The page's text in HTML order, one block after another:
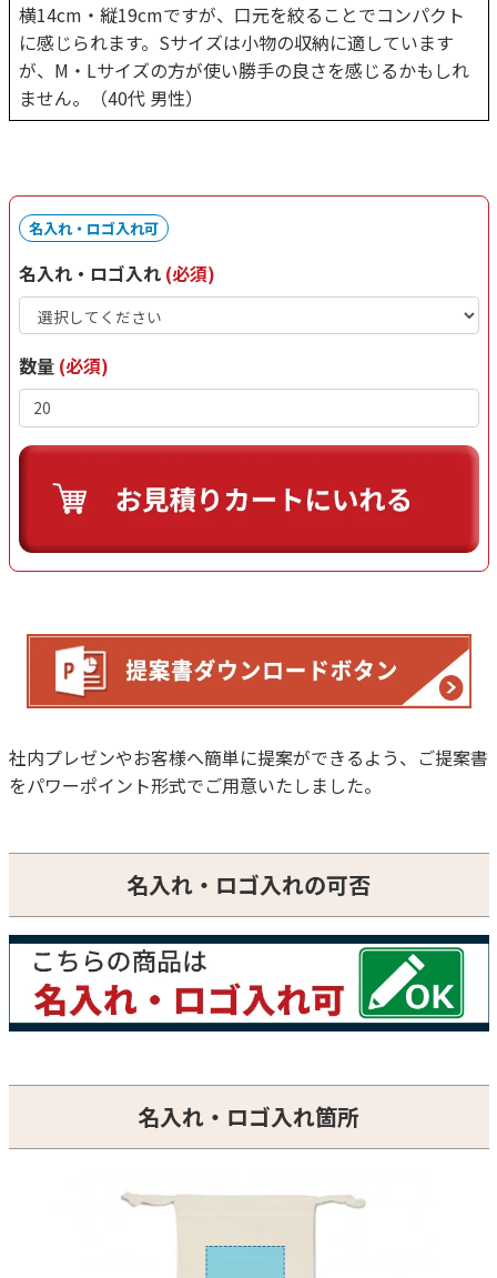
横14cm・縦19cmですが、口元を絞ることでコンパクト
に感じられます。Sサイズは小物の収納に適しています
が、M・Lサイズの方が使い勝手の良さを感じるかもしれ
ません。（40代 男性）
名入れ・ロゴ入れ可
名入れ・ロゴ入れ(必須)
数量(必須)
社内プレゼンやお客様へ簡単に提案ができるよう、ご提案書
をパワーポイント形式でご用意いたしました。
名入れ・ロゴ入れの可否
名入れ・ロゴ入れ箇所